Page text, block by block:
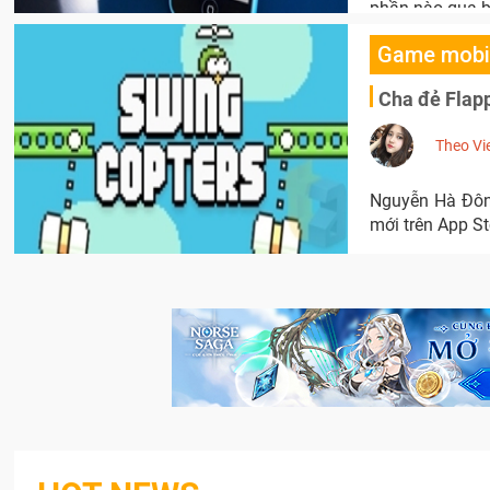
phần nào qua
Game
Cha đẻ
Theo
Nguyễn Hà
mới trên App